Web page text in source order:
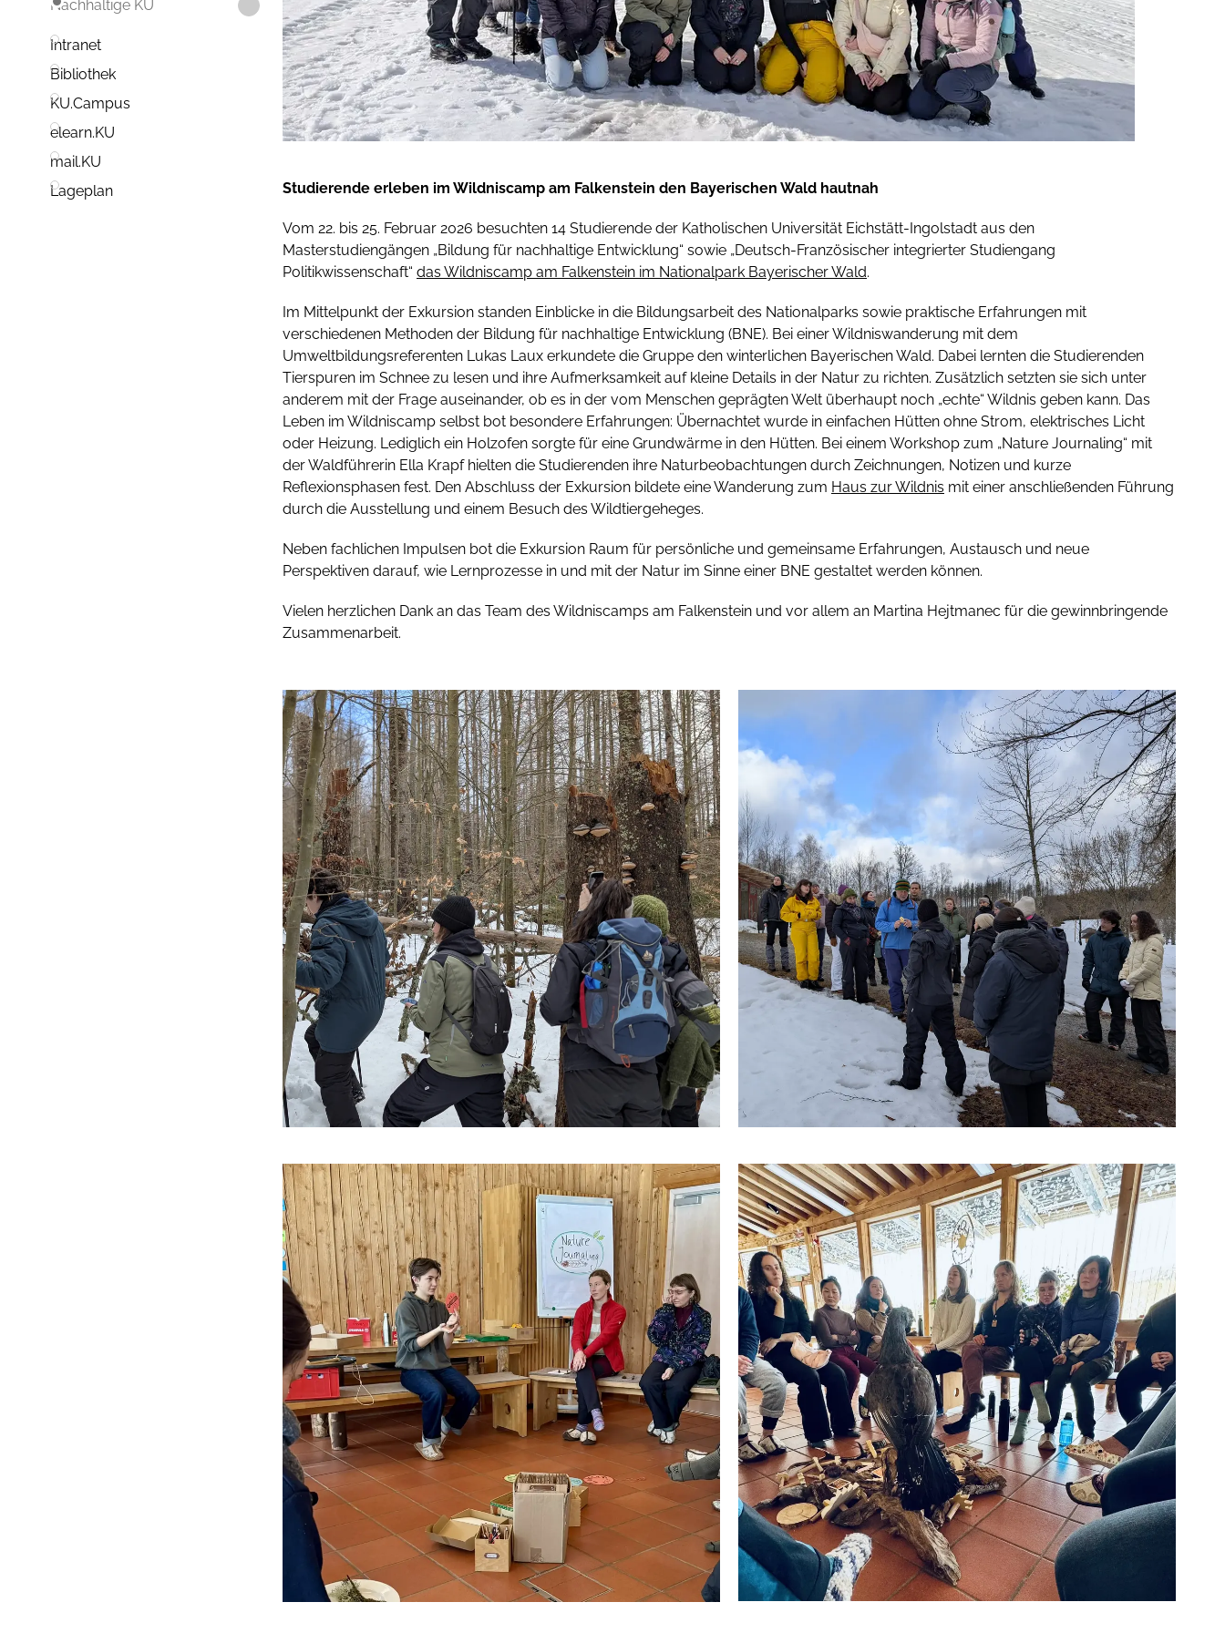
Nachhaltige KU
Intranet
Bibliothek
KU.Campus
elearn.KU
mail.KU
Lageplan
Studierende erleben im Wildniscamp am Falkenstein den Bayerischen Wald hautnah
Vom 22. bis 25. Februar 2026 besuchten 14 Studierende der Katholischen Universität Eichstätt-Ingolstadt aus den
Masterstudiengängen „Bildung für nachhaltige Entwicklung“ sowie „Deutsch-Französischer integrierter Studiengang
Politikwissenschaft“ das Wildniscamp am Falkenstein im Nationalpark Bayerischer Wald.
Im Mittelpunkt der Exkursion standen Einblicke in die Bildungsarbeit des Nationalparks sowie praktische Erfahrungen mit
verschiedenen Methoden der Bildung für nachhaltige Entwicklung (BNE). Bei einer Wildniswanderung mit dem
Umweltbildungsreferenten Lukas Laux erkundete die Gruppe den winterlichen Bayerischen Wald. Dabei lernten die Studierenden
Tierspuren im Schnee zu lesen und ihre Aufmerksamkeit auf kleine Details in der Natur zu richten. Zusätzlich setzten sie sich unter
anderem mit der Frage auseinander, ob es in der vom Menschen geprägten Welt überhaupt noch „echte“ Wildnis geben kann. Das
Leben im Wildniscamp selbst bot besondere Erfahrungen: Übernachtet wurde in einfachen Hütten ohne Strom, elektrisches Licht
oder Heizung. Lediglich ein Holzofen sorgte für eine Grundwärme in den Hütten. Bei einem Workshop zum „Nature Journaling“ mit
der Waldführerin Ella Krapf hielten die Studierenden ihre Naturbeobachtungen durch Zeichnungen, Notizen und kurze
Reflexionsphasen fest. Den Abschluss der Exkursion bildete eine Wanderung zum Haus zur Wildnis mit einer anschließenden Führung
durch die Ausstellung und einem Besuch des Wildtiergeheges.
Neben fachlichen Impulsen bot die Exkursion Raum für persönliche und gemeinsame Erfahrungen, Austausch und neue
Perspektiven darauf, wie Lernprozesse in und mit der Natur im Sinne einer BNE gestaltet werden können.
Vielen herzlichen Dank an das Team des Wildniscamps am Falkenstein und vor allem an Martina Hejtmanec für die gewinnbringende
Zusammenarbeit.